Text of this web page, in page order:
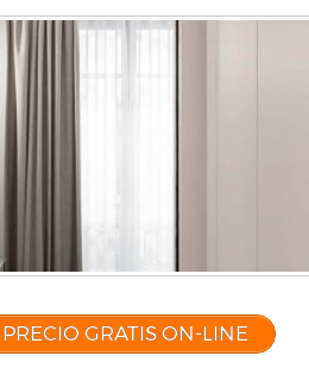
GRATIS ON-LINE